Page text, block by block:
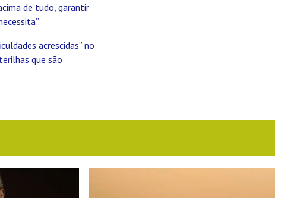
de tudo, garantir
acrescidas” no
que são